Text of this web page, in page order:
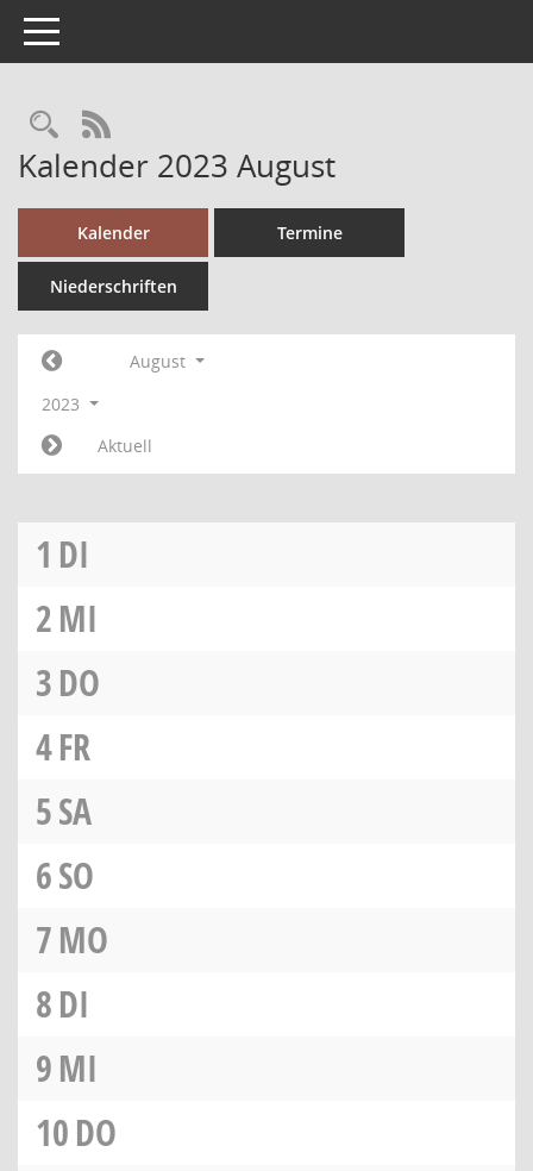
Toggle navigation
RSS-Feed
Kalender 2023 August
Kalender Termine
Niederschriften
August
2023
Aktuell
1 DI
2MI
3DO
4FR
5SA
6SO
7MO
8DI
9MI
10DO